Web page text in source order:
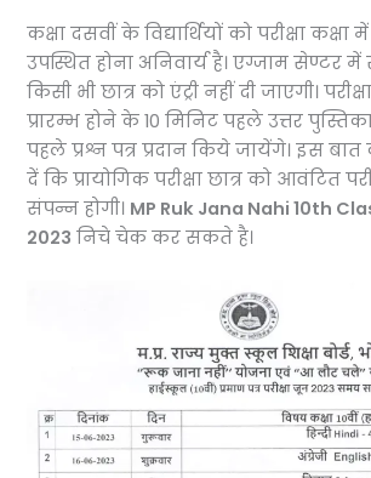
कक्षा दसवीं के विद्यार्थियों को परीक्षा
उपस्थित होना अनिवार्य है। एग्जाम सेण्टर
किसी भी छात्र को एंट्री नहीं दी जाएगी।
प्रारम्भ होने के 10 मिनिट पहले उत्तर
पहले प्रश्न पत्र प्रदान किये जायेंगे। इस बात
दें कि प्रायोगिक परीक्षा छात्र को आवंटित
संपन्न होगी। MP Ruk Jana Nahi 10th
2023 निचे चेक कर सकते है।